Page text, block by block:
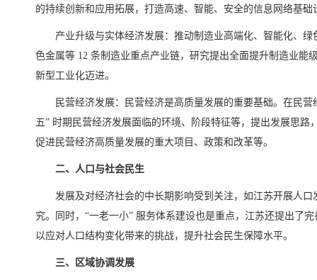
的持续创新和应用拓展，打造高速、智能、安全的信息网络基
产业升级与实体经济发展：推动制造业高端化、智能化、
色金属等 12 条制造业重点产业链，研究提出全面提升制造业能
新型工业化迈进。
民营经济发展：民营经济是高质量发展的重要基础。在民
五” 时期民营经济发展面临的环境、阶段特征等，提出发展思路
促进民营经济高质量发展的重大项目、政策和改革等。
二、人口与社会民生
发展及对经济社会的中长期影响受到关注，如江苏开展人
究。同时，“一老一小” 服务体系建设也是重点，江苏还提出了
以应对人口结构变化带来的挑战，提升社会民生保障水平。
三、区域协调发展